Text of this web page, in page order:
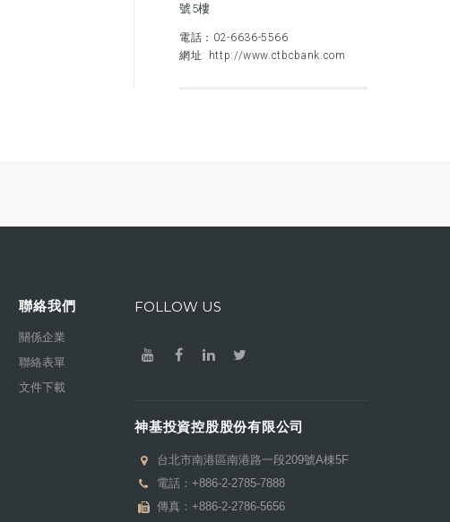
號5樓
電話： 02-6636-5566
網址: http://www.ctbcbank.com
聯絡我們
關係企業
聯絡表單
文件下載
FOLLOW US
神基投資控股股份有限公司
台北市南港區南港路一段209號A棟5F
電話： +886-2-2785-7888
傳真：+886-2-2786-5656